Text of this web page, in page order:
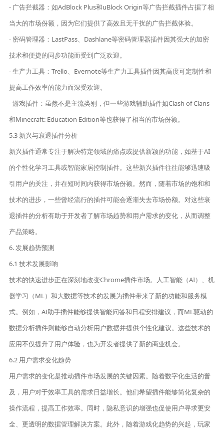
- 广告拦截器：如AdBlock Plus和uBlock Origin等广告拦截插件占据了相
当大的市场份额，因为它们提供了高效且无干扰的广告拦截体验。
- 密码管理器：LastPass、Dashlane等密码管理器插件因其强大的加密
技术和便捷的同步功能而受到广泛欢迎。
- 生产力工具：Trello、Evernote等生产力工具插件因其高度可定制性和
提高工作效率的能力而深受欢迎。
- 游戏插件：虽然不是主流类别，但一些游戏辅助插件如Clash of Clans
和Minecraft: Education Edition等也获得了相当的市场份额。
5.3 新兴与衰退插件分析
新兴插件通常专注于解决特定领域的痛点或提供新颖的功能，如基于AI
的个性化学习工具或智能家居控制插件。这些新兴插件往往能够迅速吸
引用户的关注，并在短时间内获得市场份额。然而，随着市场的饱和和
技术的进步，一些曾经流行的插件可能会逐渐失去市场份额。对这些衰
退插件的分析有助于开发者了解市场趋势和用户需求的变化，从而调整
产品策略。
6. 发展趋势预测
6.1 技术发展影响
技术的快速进步正在深刻地改变Chrome插件市场。人工智能（AI）、机
器学习（ML）和大数据等技术的发展为插件带来了新的功能和服务模
式。例如，AI助手插件能够提供智能问答和日程安排建议，而ML驱动的
数据分析插件则能够自动分析用户数据并提供个性化建议。这些技术的
应用不仅提升了用户体验，也为开发者提供了新的商业机会。
6.2 用户需求变化趋势
用户需求的变化是推动插件市场发展的关键因素。随着数字化生活的普
及，用户对于效率工具的需求日益增长。他们希望插件能够简化复杂的
操作流程，提高工作效率。同时，隐私意识的增强也促使用户寻求更安
全、更透明的数据管理解决方案。此外，随着游戏化趋势的兴起，玩家